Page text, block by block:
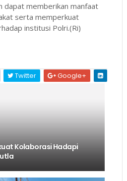
dapat memberikan manfaat
serta memperkuat
institusi Polri.(Ri)
Twitter Google+
Kolaborasi Hadapi